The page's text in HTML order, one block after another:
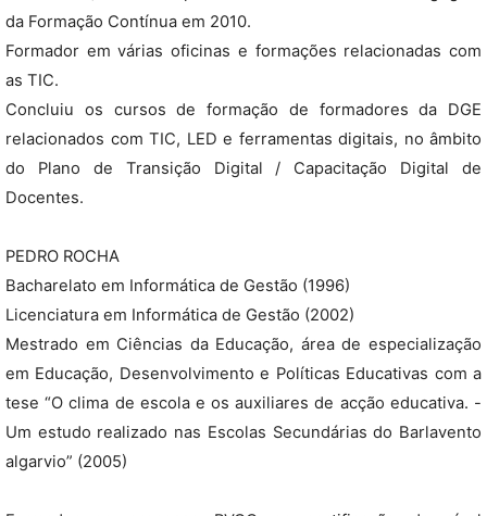
da Formação Contínua em 2010.
Formador em várias oficinas e formações relacionadas com
as TIC.
Concluiu os cursos de formação de formadores da DGE
relacionados com TIC, LED e ferramentas digitais, no âmbito
do Plano de Transição Digital / Capacitação Digital de
Docentes.
PEDRO ROCHA
Bacharelato em Informática de Gestão (1996)
Licenciatura em Informática de Gestão (2002)
Mestrado em Ciências da Educação, área de especialização
em Educação, Desenvolvimento e Políticas Educativas com a
tese “O clima de escola e os auxiliares de acção educativa. -
Um estudo realizado nas Escolas Secundárias do Barlavento
algarvio” (2005)